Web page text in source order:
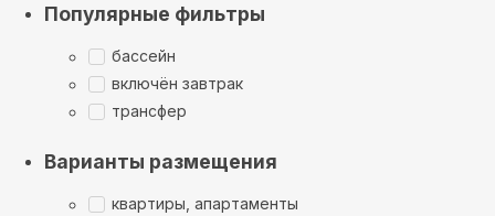
Популярные фильтры
бассейн
включён завтрак
трансфер
Варианты размещения
квартиры, апартаменты